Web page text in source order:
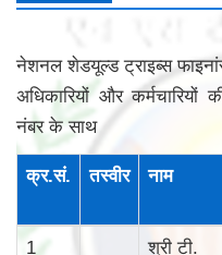
नेशनल शेडयूल्‍ड ट्राइब्‍स
अधिकारियों और
नंबर के साथ
क्र.सं. तस्‍वीर नाम
1
श्री टी.